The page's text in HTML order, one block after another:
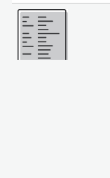
さらに表示